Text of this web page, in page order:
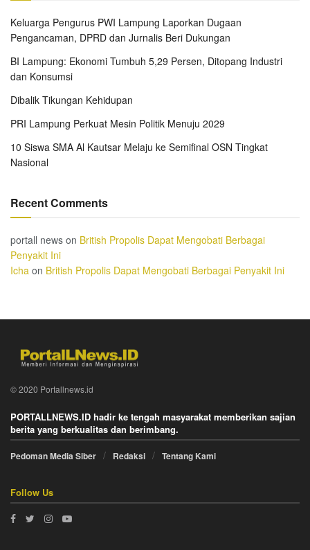
Keluarga Pengurus PWI Lampung Laporkan Dugaan
Pengancaman, DPRD dan Jurnalis Beri Dukungan
BI Lampung: Ekonomi Tumbuh 5,29 Persen, Ditopang Industri
dan Konsumsi
Dibalik Tikungan Kehidupan
PRI Lampung Perkuat Mesin Politik Menuju 2029
10 Siswa SMA Al Kautsar Melaju ke Semifinal OSN Tingkat
Nasional
Recent Comments
portall news on British Propolis Dapat Mengobati Berbagai
Penyakit Ini
Icha on British Propolis Dapat Mengobati Berbagai Penyakit Ini
© 2020 Portallnews.id
PORTALLNEWS.ID hadir ke tengah masyarakat memberikan sajian
berita yang berkualitas dan berimbang.
Pedoman Media Siber Redaksi Tentang Kami
Follow Us